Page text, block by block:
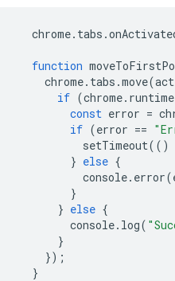
chrome. tabs .
function
chrome. tabs .move(
if (chrome. runtime
const error =
if (error ==
setTimeout(()
} else {
console. error(
}
} else {
console. log(
}
});
}